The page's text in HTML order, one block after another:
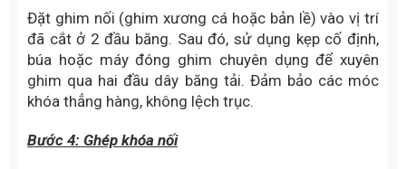
Đặt ghim nối (ghim xương cá hoặc bản lề) vào vị trí
đã cắt ở 2 đầu băng. Sau đó, sử dụng kẹp cố định,
búa hoặc máy đóng ghim chuyên dụng để xuyên
ghim qua hai đầu dây băng tải. Đảm bảo các móc
khóa thẳng hàng, không lệch trục.
Bước 4: Ghép khóa nối